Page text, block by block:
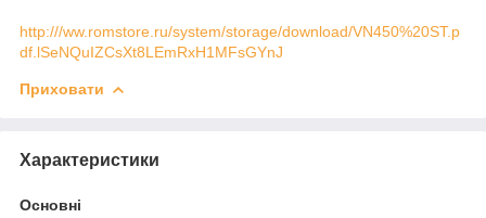
http:///ww.romstore.ru/system/storage/download/VN450%20ST.p
df.lSeNQuIZCsXt8LEmRxH1MFsGYnJ
Приховати
Характеристики
Основні